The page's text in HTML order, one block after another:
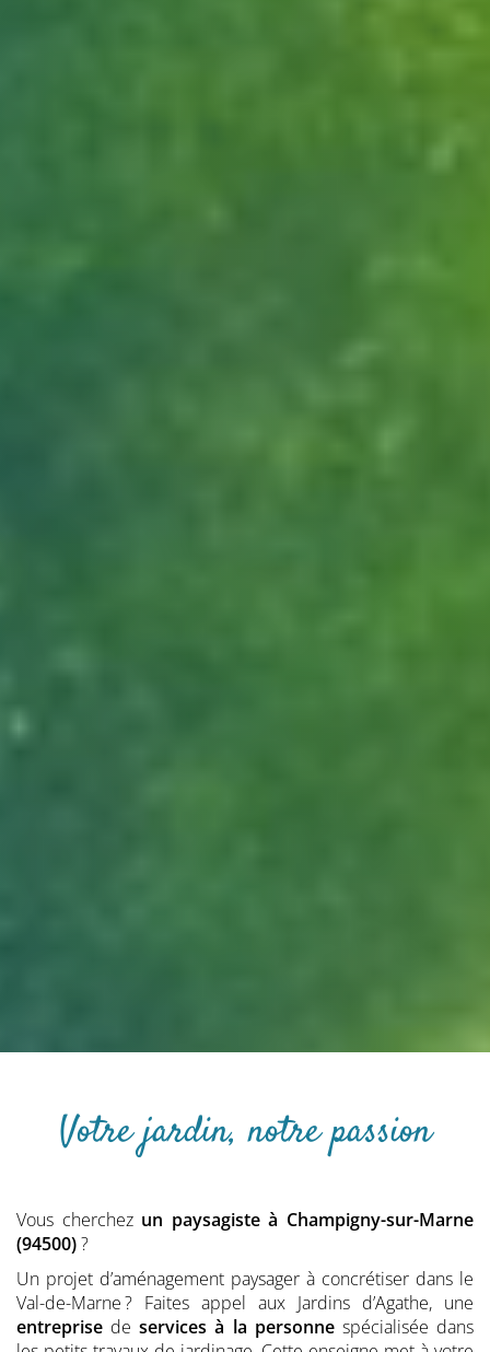
Votre jardin, notre passion
Vous cherchez un paysagiste à Champigny-sur-Marne
(94500)?
Un projet d’aménagement paysager à concrétiser dans le
Val-de-Marne ? Faites appel aux Jardins d’Agathe, une
entreprise deservices à la personnespécialisée dans